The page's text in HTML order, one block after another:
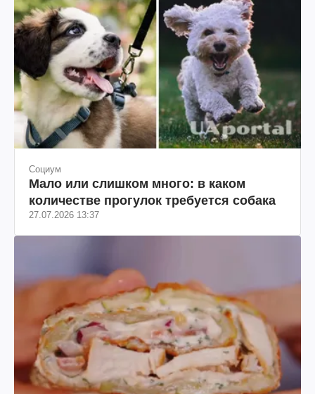
Социум
Мало или слишком много: в каком
количестве прогулок требуется собака
27.07.2026 13:37